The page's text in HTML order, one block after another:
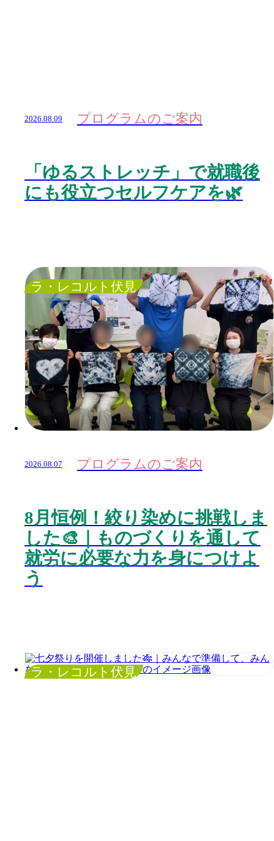
2026.08.09 プログラムのご案内
「ゆるストレッチ」で就職後
にも役立つセルフケアを🌿
ラ・レコルト伏見
2026.08.07 プログラムのご案内
8月恒例！絞り染めに挑戦しま
した🎨｜ものづくりを通して
就労に必要な力を身につけよ
う
ラ・レコルト伏見